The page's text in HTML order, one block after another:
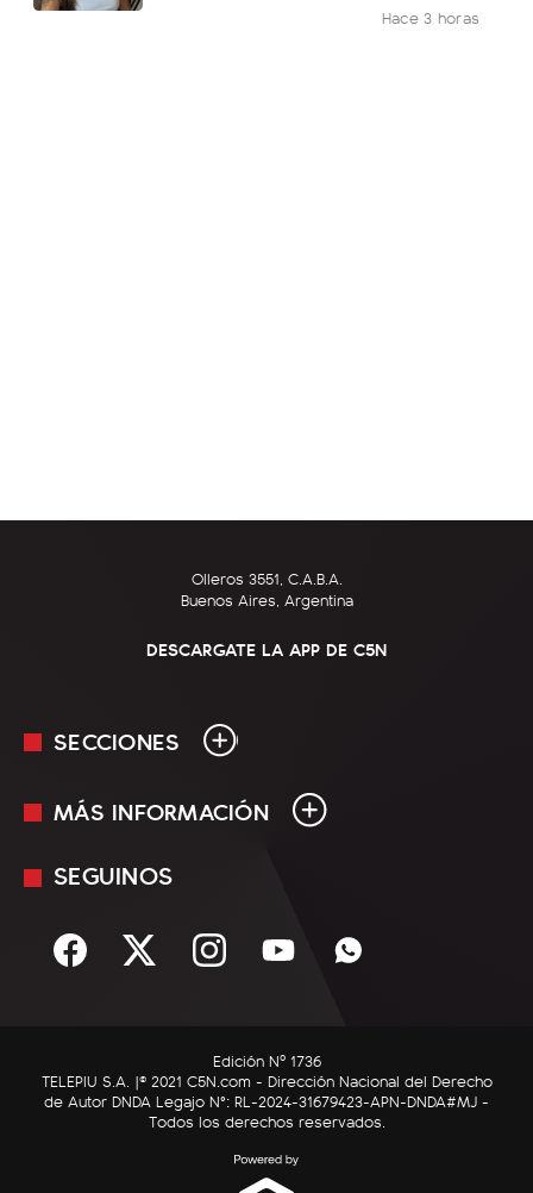
Hace 3 horas
Olleros 3551, C.A.B.A.
Buenos Aires, Argentina
DESCARGATE LA APP DE C5N
SECCIONES
En Vivo
Sociedad
C5N Autos
RatingCero
MÁS INFORMACIÓN
Mediakit
Términos y condiciones
SEGUINOS
Edición Nº 1736
TELEPIU S.A. |© 2021 C5N.com - Dirección Nacional del Derecho
de Autor DNDA Legajo N°: RL-2024-31679423-APN-DNDA#MJ -
Todos los derechos reservados.